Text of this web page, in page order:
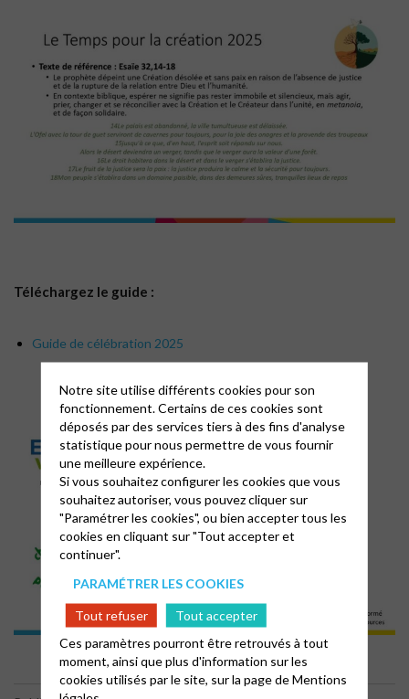
Téléchargez le guide :
Guide de célébration 2025
Notre site utilise différents cookies pour son
fonctionnement. Certains de ces cookies sont
déposés par des services tiers à des fins d'analyse
statistique pour nous permettre de vous fournir
une meilleure expérience.
Si vous souhaitez configurer les cookies que vous
souhaitez autoriser, vous pouvez cliquer sur
"Paramétrer les cookies", ou bien accepter tous les
cookies en cliquant sur "Tout accepter et
continuer".
PARAMÉTRER LES COOKIES
Tout refuser
Tout accepter
Ces paramètres pourront être retrouvés à tout
moment, ainsi que plus d'information sur les
cookies utilisés par le site, sur la page deMentions